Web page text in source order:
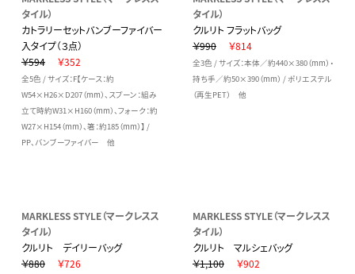
タイル）
カトラリーセットバンブーファイバー
入タイプ（３点）
￥594
￥352
全5色 / サイズ：F【ケース：約
W54×H26×D207（mm）、スプーン：組み
立て時約W31×H160（mm）、フォーク：約
W27×H154（mm）、箸：約185（mm）】 /
PP、バンブーファイバー 他
タイル）
クルリト フラットバッグ
￥990
￥814
全3色 / サイズ：本体／約440×380（mm）・
持ち手／約50×390（mm） / ポリエステル
（再生PET） 他
MARKLESS STYLE（マークレスス
タイル）
クルリト デイリーバッグ
￥880
￥726
MARKLESS STYLE（マークレスス
タイル）
クルリト マルシェバッグ
￥1,100
￥902